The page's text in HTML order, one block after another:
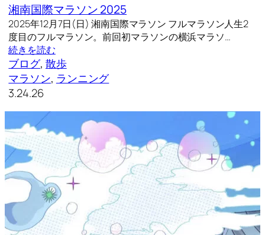
湘南国際マラソン 2025
2025年12月7日(日) 湘南国際マラソン フルマラソン人生2
度目のフルマラソン。前回初マラソンの横浜マラソ…
続きを読む
ブログ, 散歩
マラソン, ランニング
3.24.26